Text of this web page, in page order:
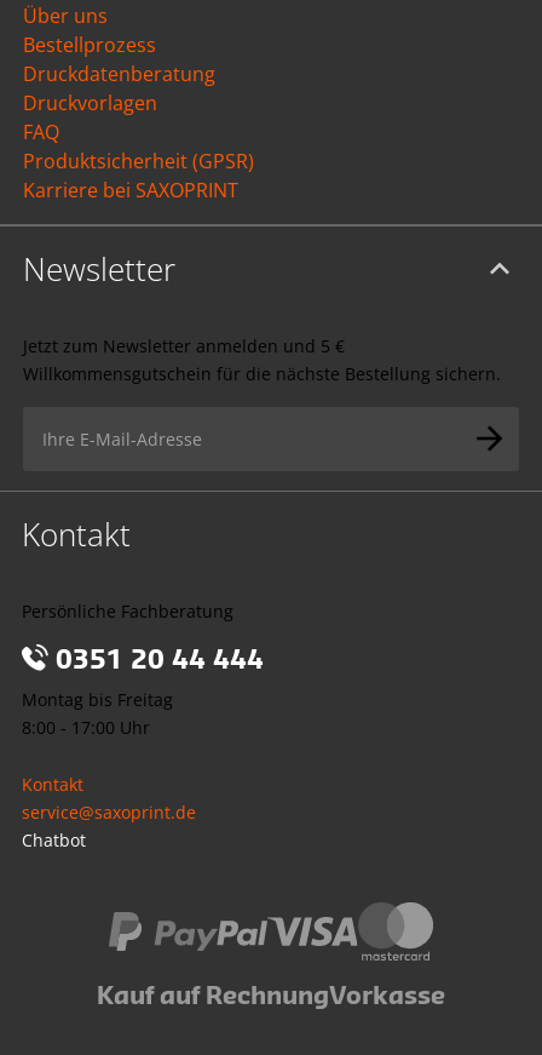
Über uns
Bestellprozess
Druckdatenberatung
Druckvorlagen
FAQ
Produktsicherheit (GPSR)
Karriere bei SAXOPRINT
Newsletter
Jetzt zum Newsletter anmelden und 5 €
Willkommensgutschein für die nächste Bestellung sichern.
Kontakt
Persönliche Fachberatung
0351 20 44 444
Montag bis Freitag
8:00 - 17:00 Uhr
Kontakt
service@saxoprint.de
Chatbot
Kauf auf RechnungVorkasse